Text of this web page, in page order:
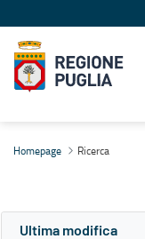
Homepage Ricerca
Ultima modifica